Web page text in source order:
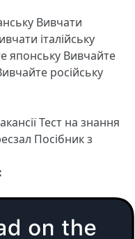
Вивчати
італійську
японську Вивчайте
російську
Тест на знання
Посібник з